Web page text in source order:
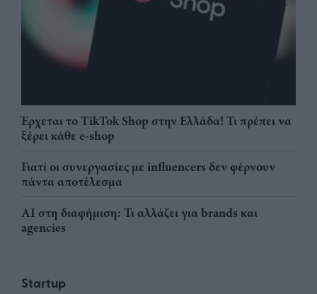
Έρχεται το TikTok Shop στην Ελλάδα! Τι πρέπει να
ξέρει κάθε e-shop
Γιατί οι συνεργασίες με influencers δεν φέρνουν
πάντα αποτέλεσμα
AI στη διαφήμιση: Τι αλλάζει για brands και
agencies
Startup